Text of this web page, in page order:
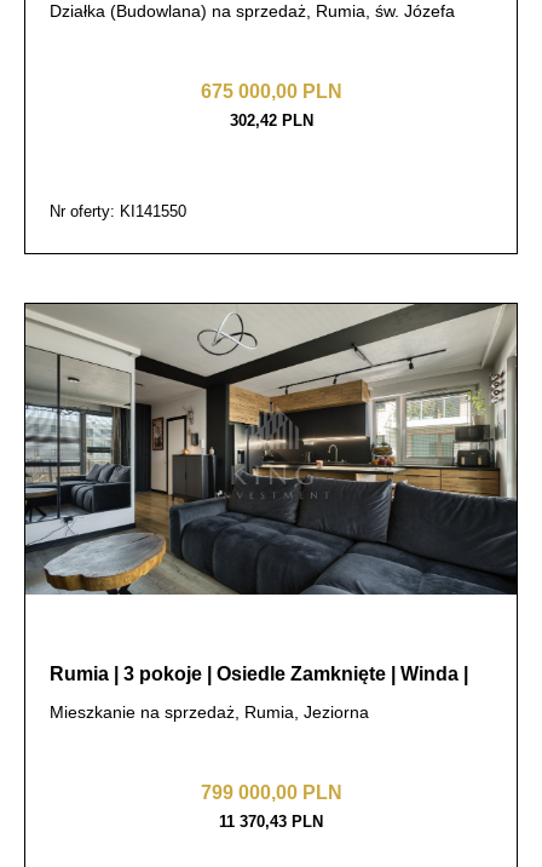
Działka (Budowlana) na sprzedaż, Rumia, św. Józefa
675 000,00 PLN
302,42 PLN
Nr oferty: KI141550
Rumia | 3 pokoje | Osiedle Zamknięte | Winda |
Mieszkanie na sprzedaż, Rumia, Jeziorna
799 000,00 PLN
11 370,43 PLN